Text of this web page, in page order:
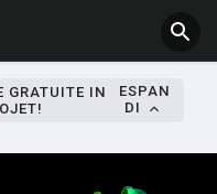
GRATUITE IN
ESPAN
DI